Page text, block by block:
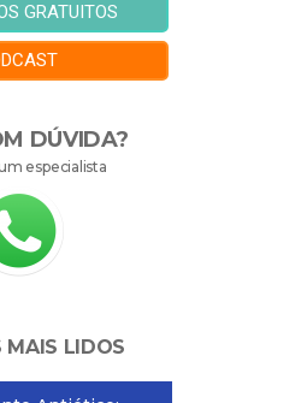
GRATUITOS
DÚVIDA?
especialista
MAIS LIDOS